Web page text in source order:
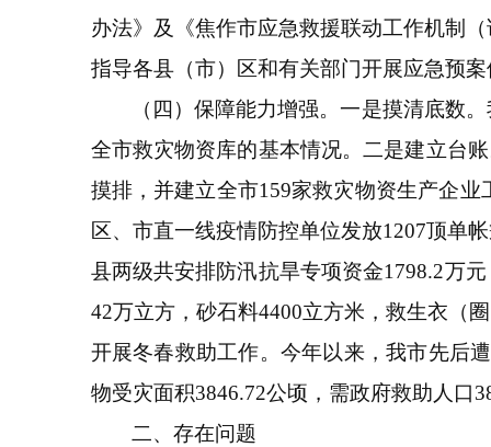
办法》及《焦作市应急救援联动工作机制
指导各县（市）区和有关部门开展应急预
（四）保障能力增强。一是摸清底数
全市救灾物资库的基本情况。二是建立台
摸排，并建立全市159家救灾物资生产企
区、市直一线疫情防控单位发放1207顶单
县两级共安排防汛抗旱专项资金1798.2万
42万立方，砂石料4400立方米，救生衣（
开展冬春救助工作。今年以来，我市先后
物受灾面积3846.72公顷，需政府救助人口
二、存在问题